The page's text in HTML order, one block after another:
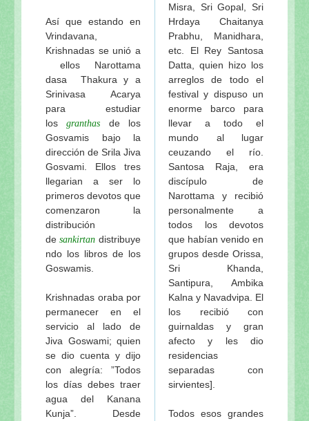
Así que estando en
Vrindavana,
Krishnadas se unió a
ellos Narottama
dasa Thakura y a
Srinivasa Acarya
para estudiar
los granthas de los
Gosvamis bajo la
dirección de Srila Jiva
Gosvami. Ellos tres
llegarian a ser lo
primeros devotos que
comenzaron la
distribución
de sankirtan distribuye
ndo los libros de los
Goswamis.
Krishnadas oraba por
permanecer en el
servicio al lado de
Jiva Goswami; quien
se dio cuenta y dijo
con alegría: ”Todos
los días debes traer
agua del Kanana
Kunja”. Desde
Misra, Sri Gopal, Sri
Hrdaya Chaitanya
Prabhu, Manidhara,
etc. El Rey Santosa
Datta, quien hizo los
arreglos de todo el
festival y dispuso un
enorme barco para
llevar a todo el
mundo al lugar
ceuzando el río.
Santosa Raja, era
discípulo de
Narottama y recibió
personalmente a
todos los devotos
que habían venido en
grupos desde Orissa,
Sri Khanda,
Santipura, Ambika
Kalna y Navadvipa. El
los recibió con
guirnaldas y gran
afecto y les dio
residencias
separadas con
sirvientes].
Todos esos grandes